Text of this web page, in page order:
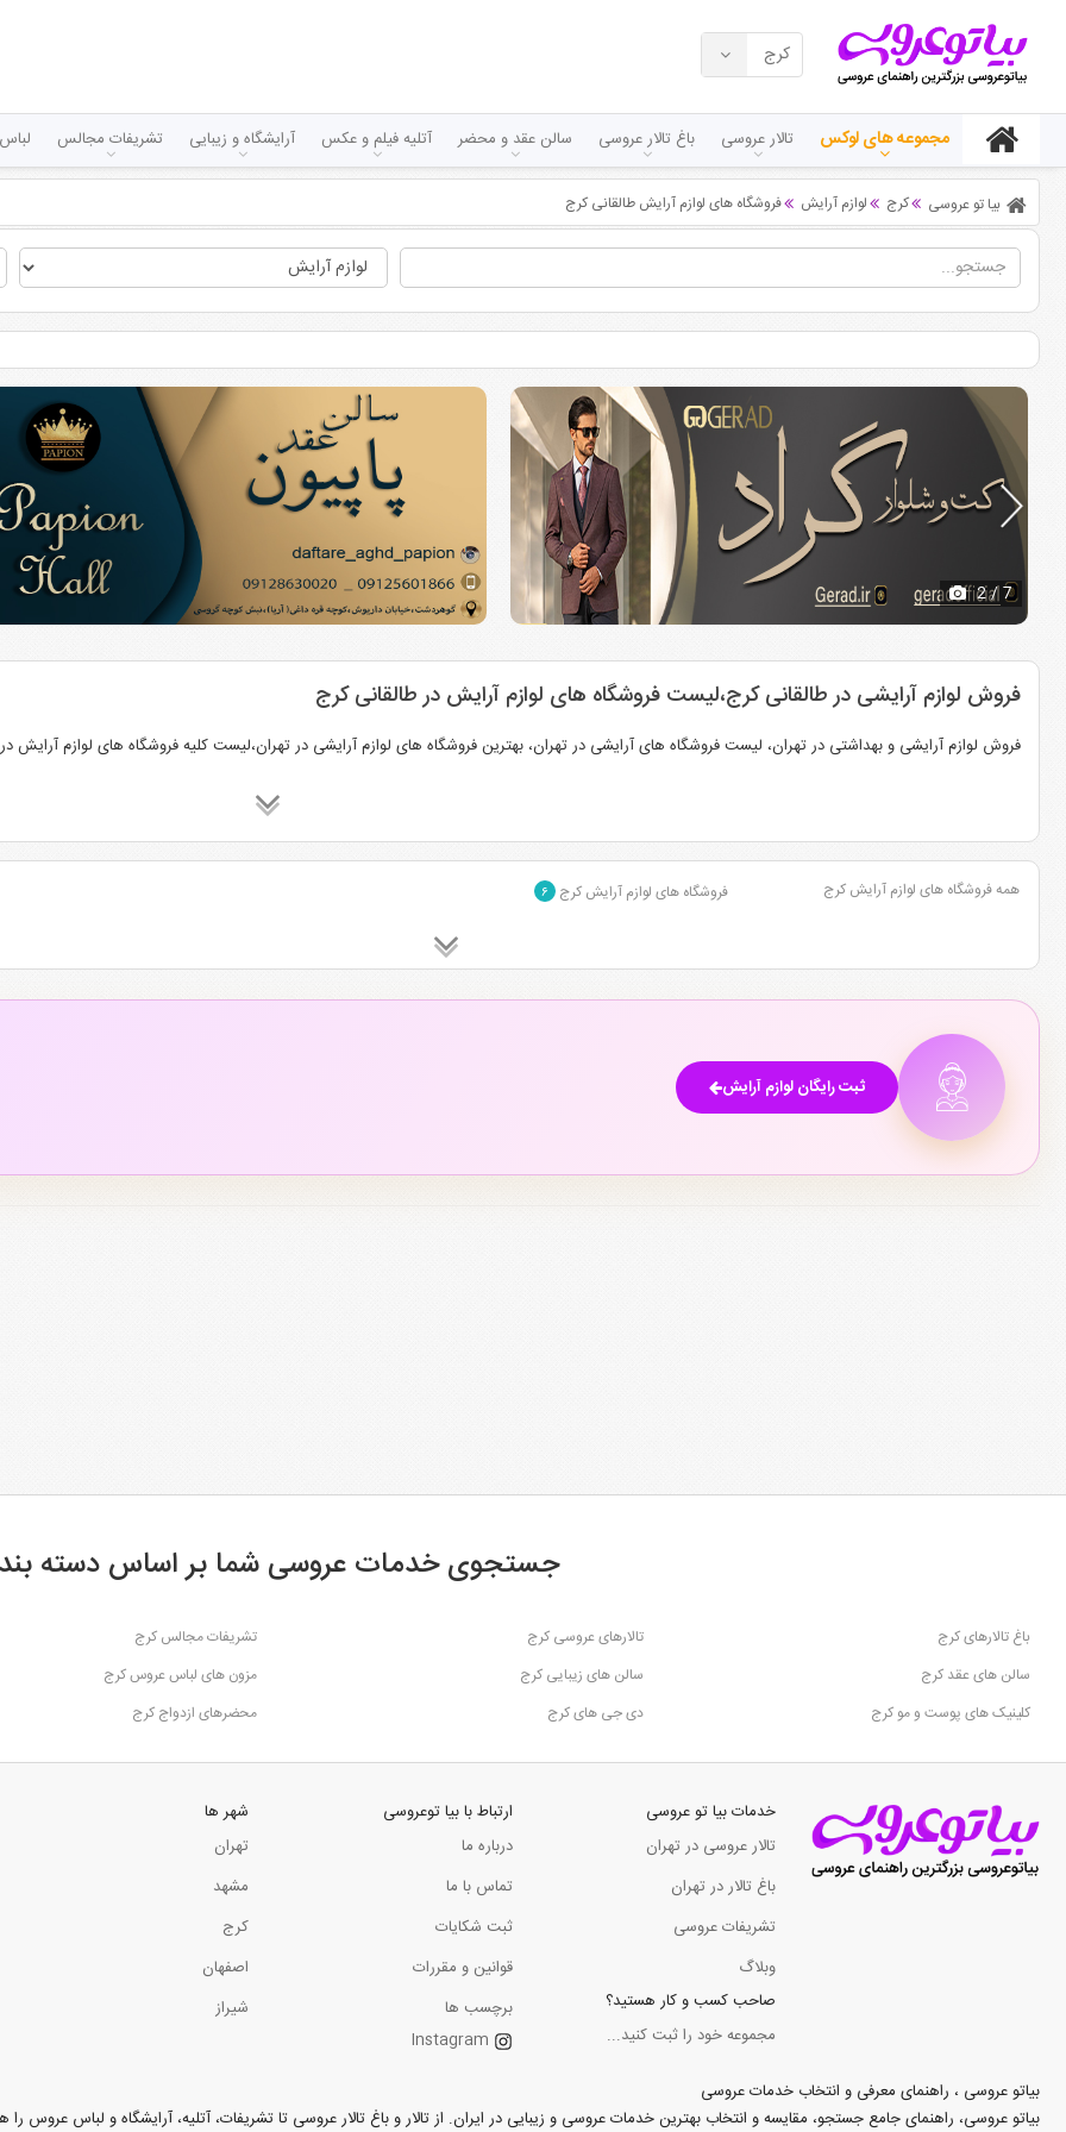
کرج
مجموعه های لوکس تالار عروسی باغ تالار عروسی سالن عقد و محضر آتلیه فیلم و عکس آرایشگاه و زیبایی تشریفات مجالس
بیا تو عروسی کرج لوازم آرایش فروشگاه های لوازم آرایش طالقانی کرج
2/ 7
فروش لوازم آرایشی در طالقانی کرج،لیست فروشگاه های لوازم آرایش در طالقانی کرج
فروش لوازم آرایشی و بهداشتی در تهران، لیست فروشگاه های آرایشی در تهران، بهترین فروشگاه های لوازم آرایشی در تهران،لیست کلیه فروشگاه های لوازم آرایش
همه فروشگاه های لوازم آرایش کرج فروشگاه های لوازم آرایش کرج ۶
ثبت رایگان لوازم آرایش
جستجوی خدمات عروسی شما بر اساس دسته
باغ تالارهای کرج تالارهای عروسی کرج
تشریفات مجالس کرج
سالن های عقد کرج
سالن های زیبایی کرج
مزون های لباس عروس کرج
کلینیک های پوست و مو کرج
دی جی های کرج محضرهای ازدواج کرج
خدمات بیا تو عروسی
تالار عروسی در تهران
باغ تالار در تهران
تشریفات عروسی
وبلاگ
صاحب کسب و کار هستید؟
مجموعه خود را ثبت کنید...
ارتباط با بیا توعروسی
درباره ما
تماس با ما
ثبت شکایات
قوانین و مقررات
برچسب ها
Instagram
شهر ها
تهران
مشهد
کرج
اصفهان
شیراز
بیاتو عروسی ، راهنمای معرفی و انتخاب خدمات عروسی
بیاتو عروسی، راهنمای جامع جستجو، مقایسه و انتخاب بهترین خدمات عروسی و زیبایی در ایران. از تالار و باغ تالار عروسی تا تشریفات، آتلیه، آرایشگاه و لباس عروس را